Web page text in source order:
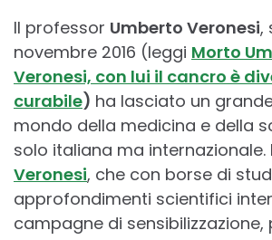
Il professor Umberto Veronesi,
novembre 2016 (leggi Morto
Veronesi, con lui il cancro è
curabile) ha lasciato un
mondo della medicina e della
solo italiana ma internazionale.
Veronesi, che con borse di
approfondimenti scientifici
campagne di